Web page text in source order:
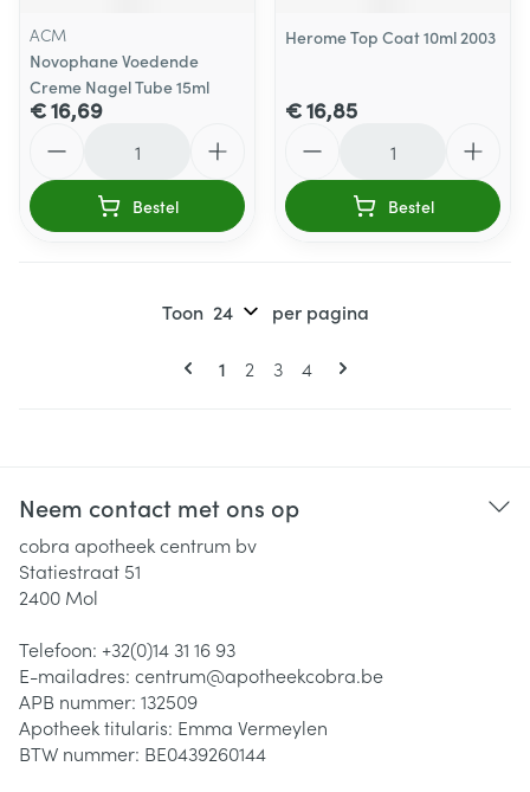
ACM
Novophane Voedende
Creme Nagel Tube 15ml
€ 16,69
Bestel
Herome Top Coat 10ml 2003
€ 16,85
Bestel
Pagina's
U lees momenteel pagina
1 Pagina
2 Pagina
3 Pagina
4
Toon per pagina
Neem contact met ons op
cobra apotheek centrum bv
Statiestraat 51
2400 Mol
Telefoon: +32(0)14 31 16 93
E-mailadres: centrum@apotheekcobra.be
APB nummer: 132509
Apotheek titularis: Emma Vermeylen
BTW nummer: BE0439260144